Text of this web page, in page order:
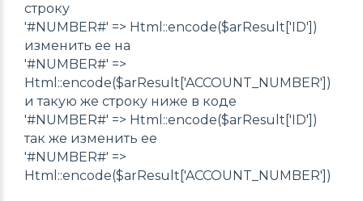
строку
'#NUMBER#' => Html::encode($arResult['ID'])
изменить ее на
'#NUMBER#' =>
Html::encode($arResult['ACCOUNT_NUMBER'])
и такую же строку ниже в коде
'#NUMBER#' => Html::encode($arResult['ID'])
так же изменить ее
'#NUMBER#' =>
Html::encode($arResult['ACCOUNT_NUMBER'])